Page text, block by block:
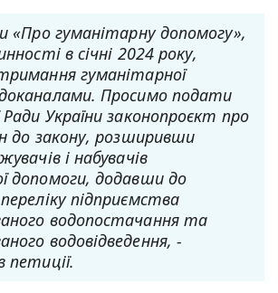
«Про гуманітарну допомогу»,
в січні 2024 року,
гуманітарної
Просимо подати
Ради України законопроєкт про
до закону, розширивши
і набувачів
допомоги, додавши до
підприємства
водопостачання та
водовідведення, -
петиції.